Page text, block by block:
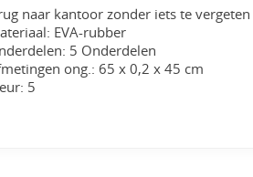
naar kantoor zonder iets te vergeten
EVA-rubber
5 Onderdelen
ong.: 65 x 0,2 x 45 cm
5